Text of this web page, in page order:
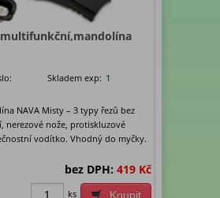
Skladem exp: 1
NAVA Misty – 3 typy řezů bez
nerezové nože, protiskluzové
vodítko. Vhodný do myčky.
bez DPH: 419 Kč
Koupit
ks